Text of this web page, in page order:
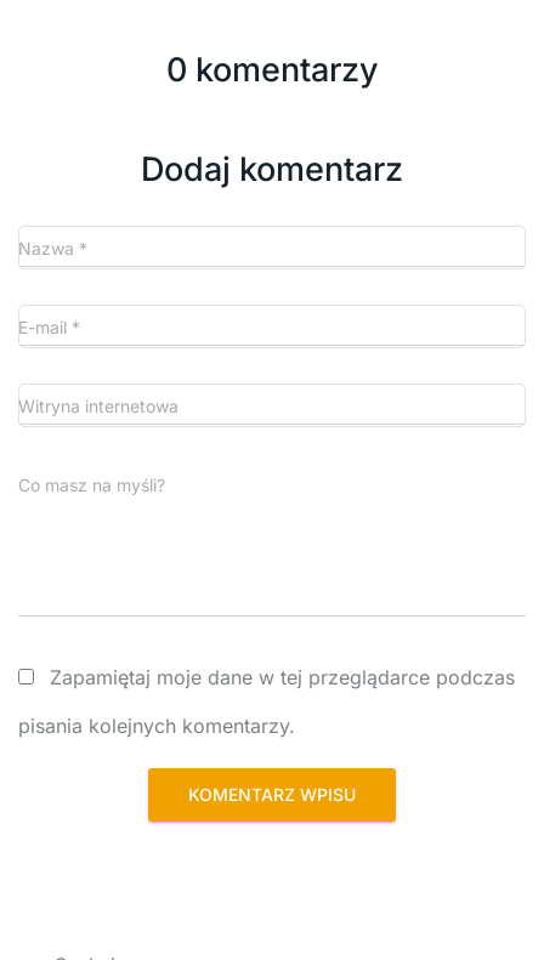
0 komentarzy
Dodaj komentarz
Nazwa *
E-mail *
Witryna internetowa
Co masz na myśli?
Zapamiętaj moje dane w tej przeglądarce podczas
pisania kolejnych komentarzy.